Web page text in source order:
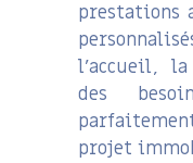
prestations
l’accueil,
des
projet